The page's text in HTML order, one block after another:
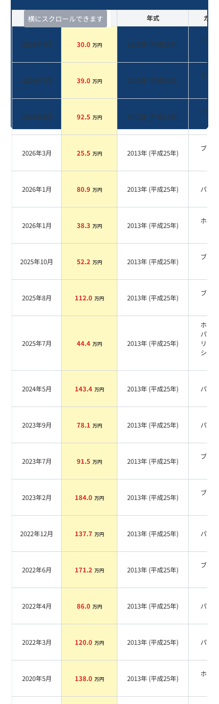
横にスクロールできます
査定時期 セルカ実績 年式 カラ
2026年7月 30.0 万円 2013年 (平成25年)
ブラ
2026年7月 39.0 万円 2013年 (平成25年)
ブラ
2026年3月 92.5 万円 2013年 (平成25年)
ホワ
2026年3月 25.5 万円 2013年 (平成25年)
ブラ
2026年1月 80.9 万円 2013年 (平成25年) パール
2026年1月 38.3 万円 2013年 (平成25年)
ホワ
2025年10月 52.2 万円 2013年 (平成25年)
ブラ
2025年8月 112.0 万円 2013年 (平成25年)
ブラ
2025年7月 44.4 万円 2013年 (平成25年)
ホワ
パー
リス
シャ
2024年5月 143.4 万円 2013年 (平成25年) パール
2023年9月 78.1 万円 2013年 (平成25年) パール
2023年7月 91.5 万円 2013年 (平成25年)
ブラ
2023年2月 184.0 万円 2013年 (平成25年)
ブラ
2022年12月 137.7 万円 2013年 (平成25年) パール
2022年6月 171.2 万円 2013年 (平成25年)
ブラ
2022年4月 86.0 万円 2013年 (平成25年) パール
2022年3月 120.0 万円 2013年 (平成25年) パール
2020年5月 138.0 万円 2013年 (平成25年)
ホワ